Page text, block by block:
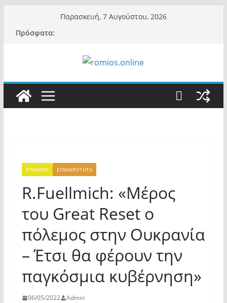
περιεχόμενο
Παρασκευή, 7 Αυγούστου, 2026
Πρόσφατα:
ΕΠΙΚΑΙΡΟ ΕΠΙΚΑΙΡΟΤΗΤΑ
R.Fuellmich: «Μέρος
του Great Reset ο
πόλεμος στην Ουκρανία
– Έτσι θα φέρουν την
παγκόσμια κυβέρνηση»
06/05/2022 Admin